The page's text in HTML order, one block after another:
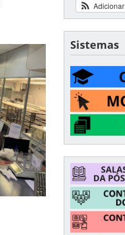
Adicionar
Sistemas